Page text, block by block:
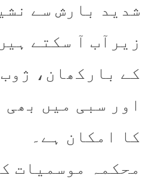
شدید بارش سے
زیرآب آ سکتے
کے بارکھان،
اور سبی میں
کا امکان ہے۔
محکمہ موسمیات